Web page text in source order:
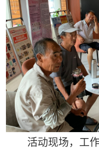
活动现场，工